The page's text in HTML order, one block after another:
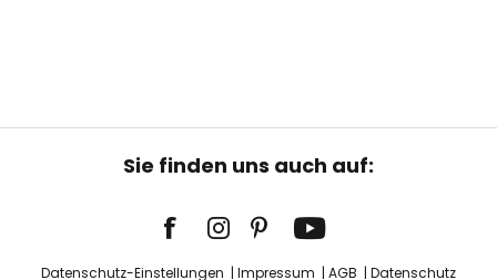
Sie finden uns auch auf:
Datenschutz-Einstellungen Impressum AGB Datenschutz